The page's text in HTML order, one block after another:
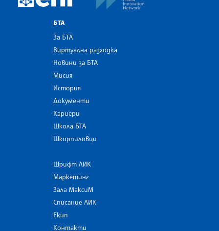
БТА
За БТА
Виртуална разходка
Новини за БТА
Мисия
История
Документи
Кариери
Школа БТА
Шкорпиловци
Шрифт ЛИК
Маркетинг
Зала МаксиМ
Списание ЛИК
Екип
Контакти